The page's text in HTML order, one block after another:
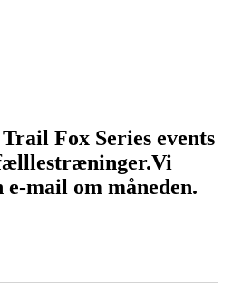
Fox Series events
Vi
e-mail om måneden.